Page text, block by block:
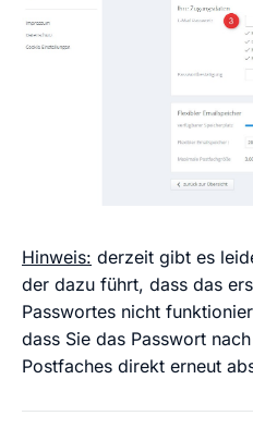
Hinweis: derzeit gibt es
der dazu führt, dass das
Passwortes nicht
dass Sie das Passwort
Postfaches direkt erneut